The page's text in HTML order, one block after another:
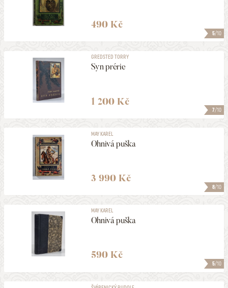
5/10
490 Kč
7/10
GREDSTED TORRY
Syn prérie
1 200 Kč
8/10
MAY KAREL
Ohnivá puška
3 990 Kč
5/10
MAY KAREL
Ohnivá puška
590 Kč